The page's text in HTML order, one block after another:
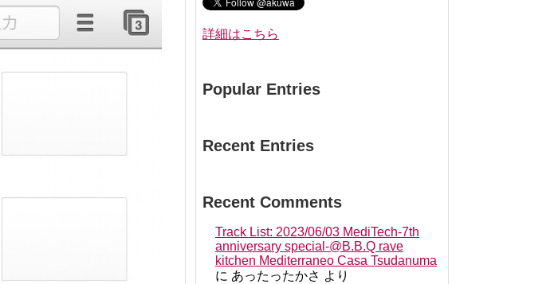
詳細はこちら
Popular Entries
Recent Entries
Recent Comments
Track List: 2023/06/03 MediTech-7th
anniversary special-@B.B.Q rave
kitchen Mediterraneo Casa Tsudanuma
に あったったかさ より